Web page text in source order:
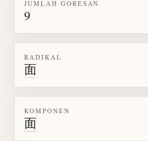
JUMLAH GORESAN
9
RADIKAL
面
KOMPONEN
面